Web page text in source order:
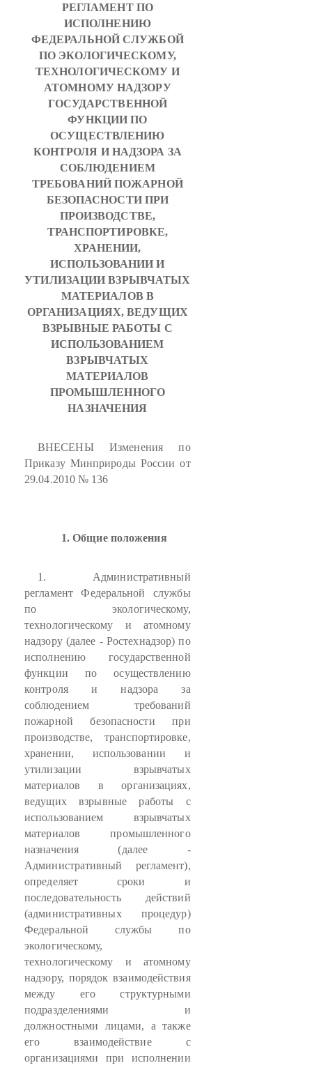
РЕГЛАМЕНТ ПО
ИСПОЛНЕНИЮ
ФЕДЕРАЛЬНОЙ СЛУЖБОЙ
ПО ЭКОЛОГИЧЕСКОМУ,
ТЕХНОЛОГИЧЕСКОМУ И
АТОМНОМУ НАДЗОРУ
ГОСУДАРСТВЕННОЙ
ФУНКЦИИ ПО
ОСУЩЕСТВЛЕНИЮ
КОНТРОЛЯ И НАДЗОРА ЗА
СОБЛЮДЕНИЕМ
ТРЕБОВАНИЙ ПОЖАРНОЙ
БЕЗОПАСНОСТИ ПРИ
ПРОИЗВОДСТВЕ,
ТРАНСПОРТИРОВКЕ,
ХРАНЕНИИ,
ИСПОЛЬЗОВАНИИ И
УТИЛИЗАЦИИ ВЗРЫВЧАТЫХ
МАТЕРИАЛОВ В
ОРГАНИЗАЦИЯХ, ВЕДУЩИХ
ВЗРЫВНЫЕ РАБОТЫ С
ИСПОЛЬЗОВАНИЕМ
ВЗРЫВЧАТЫХ
МАТЕРИАЛОВ
ПРОМЫШЛЕННОГО
НАЗНАЧЕНИЯ
ВНЕСЕНЫ Изменения по
Приказу Минприроды России от
29.04.2010 № 136
1. Общие положения
1. Административный
регламент Федеральной службы
по экологическому,
технологическому и атомному
надзору (далее - Ростехнадзор) по
исполнению государственной
функции по осуществлению
контроля и надзора за
соблюдением требований
пожарной безопасности при
производстве, транспортировке,
хранении, использовании и
утилизации взрывчатых
материалов в организациях,
ведущих взрывные работы с
использованием взрывчатых
материалов промышленного
назначения (далее -
Административный регламент),
определяет сроки и
последовательность действий
(административных процедур)
Федеральной службы по
экологическому,
технологическому и атомному
надзору, порядок взаимодействия
между его структурными
подразделениями и
должностными лицами, а также
его взаимодействие с
организациями при исполнении